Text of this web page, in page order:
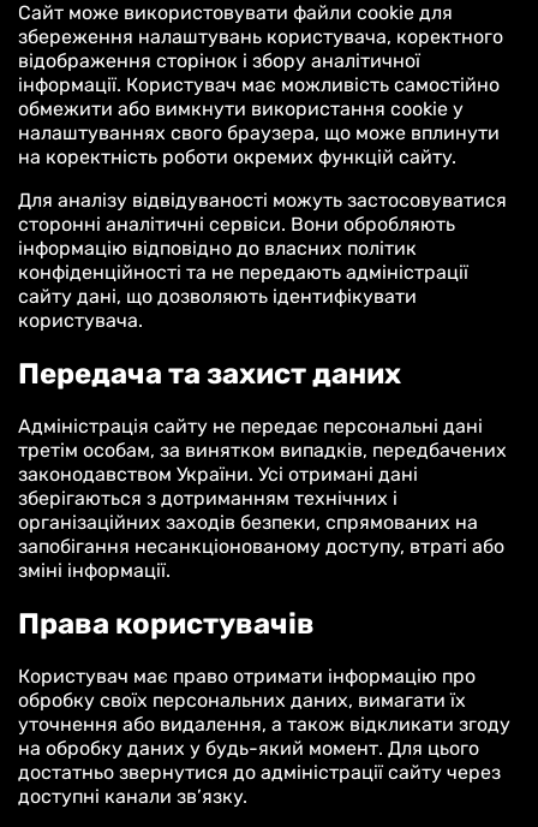
Сайт може використовувати файли cookie для
збереження налаштувань користувача, коректного
відображення сторінок і збору аналітичної
інформації. Користувач має можливість самостійно
обмежити або вимкнути використання cookie у
налаштуваннях свого браузера, що може вплинути
на коректність роботи окремих функцій сайту.
Для аналізу відвідуваності можуть застосовуватися
сторонні аналітичні сервіси. Вони обробляють
інформацію відповідно до власних політик
конфіденційності та не передають адміністрації
сайту дані, що дозволяють ідентифікувати
користувача.
Передача та захист даних
Адміністрація сайту не передає персональні дані
третім особам, за винятком випадків, передбачених
законодавством України. Усі отримані дані
зберігаються з дотриманням технічних і
організаційних заходів безпеки, спрямованих на
запобігання несанкціонованому доступу, втраті або
зміні інформації.
Права користувачів
Користувач має право отримати інформацію про
обробку своїх персональних даних, вимагати їх
уточнення або видалення, а також відкликати згоду
на обробку даних у будь-який момент. Для цього
достатньо звернутися до адміністрації сайту через
доступні канали зв’язку.